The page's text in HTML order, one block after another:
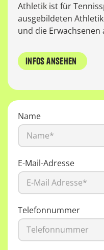
Athletik ist für
ausgebildeten
und die Erwachsenen
infos ansehen
Name
E-Mail-Adresse
Telefonnummer